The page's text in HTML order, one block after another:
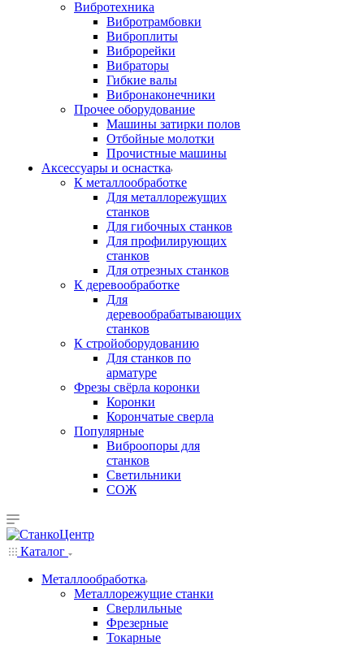
Вибротехника
Вибротрамбовки
Виброплиты
Виброрейки
Вибраторы
Гибкие валы
Вибронаконечники
Прочее оборудование
Машины затирки полов
Отбойные молотки
Прочистные машины
Аксeccyapы и оснастка
К металлообработке
Для металлорежущих
станков
Для гибочных станков
Для профилирующих
станков
Для отрезных станков
К деревообработке
Для
деревообрабатывающих
станков
К стройоборудованию
Для станков по
арматуре
Фрезы свёрла коронки
Коронки
Корончатые сверла
Популярные
Виброопоры для
станков
Светильники
СОЖ
Каталог
Металлообработка
Металлорежущие станки
Сверлильные
Фрезерные
Токарные